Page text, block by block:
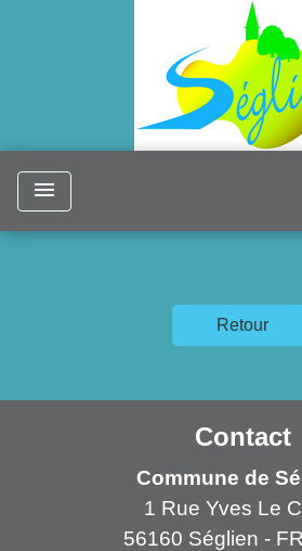
menu
Retour
Contact
Commune de
1 Rue Yves Le
56160 Séglien -